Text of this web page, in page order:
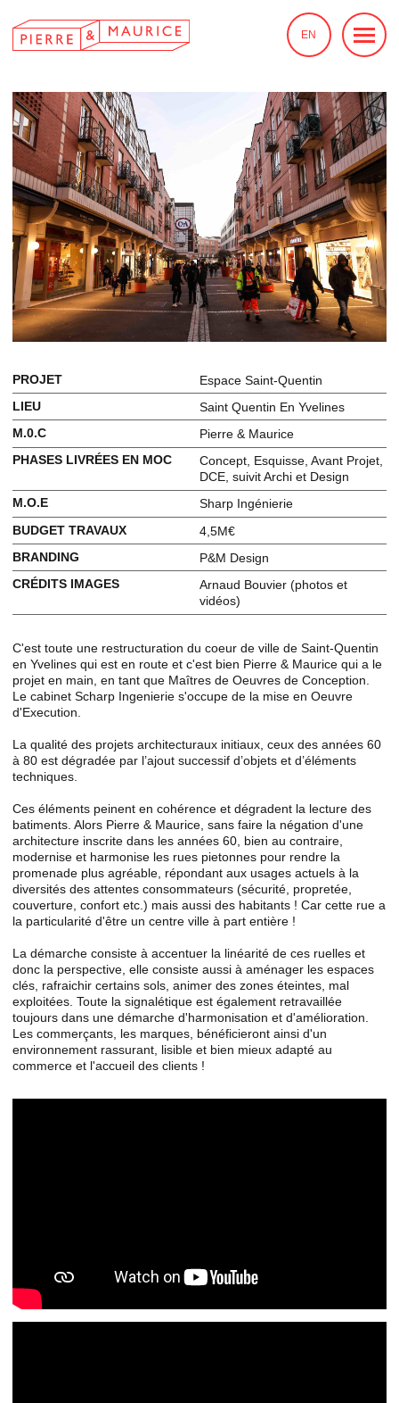
EN
PROJET
Espace Saint-Quentin
LIEU
Saint Quentin En Yvelines
M.0.C
Pierre & Maurice
PHASES LIVRÉES EN MOC
Concept, Esquisse, Avant Projet,
DCE, suivit Archi et Design
M.O.E
Sharp Ingénierie
BUDGET TRAVAUX
4,5M€
BRANDING
P&M Design
CRÉDITS IMAGES
Arnaud Bouvier (photos et
vidéos)
C'est toute une restructuration du coeur de ville de Saint-Quentin
en Yvelines qui est en route et c'est bien Pierre & Maurice qui a le
projet en main, en tant que Maîtres de Oeuvres de Conception.
Le cabinet Scharp Ingenierie s'occupe de la mise en Oeuvre
d'Execution.
La qualité des projets architecturaux initiaux, ceux des années 60
à 80 est dégradée par l’ajout successif d’objets et d’éléments
techniques.
Ces éléments peinent en cohérence et dégradent la lecture des
batiments. Alors Pierre & Maurice, sans faire la négation d'une
architecture inscrite dans les années 60, bien au contraire,
modernise et harmonise les rues pietonnes pour rendre la
promenade plus agréable, répondant aux usages actuels à la
diversités des attentes consommateurs (sécurité, propretée,
couverture, confort etc.) mais aussi des habitants ! Car cette rue a
la particularité d'être un centre ville à part entière !
La démarche consiste à accentuer la linéarité de ces ruelles et
donc la perspective, elle consiste aussi à aménager les espaces
clés, rafraichir certains sols, animer des zones éteintes, mal
exploitées. Toute la signalétique est également retravaillée
toujours dans une démarche d'harmonisation et d'amélioration.
Les commerçants, les marques, bénéficieront ainsi d'un
environnement rassurant, lisible et bien mieux adapté au
commerce et l'accueil des clients !